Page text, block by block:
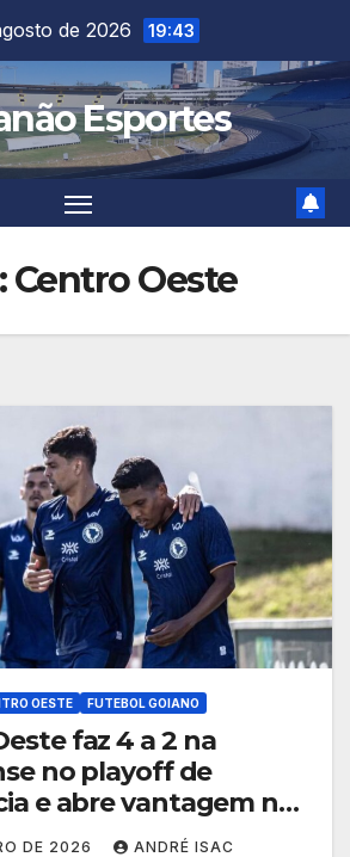
de 2026 19:43
Esportes
Centro Oeste
OESTE FUTEBOL GOIANO
faz 4 a 2 na
no playoff de
e abre vantagem na
a queda
DE 2026 ANDRÉ ISAC